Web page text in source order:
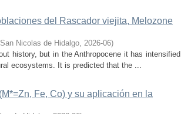
del Rascador viejita, Melozone
Nicolas de Hidalgo, 2026-06)
history, but in the Anthropocene it has intensified
ecosystems. It is predicted that the ...
Fe, Co) y su aplicación en la